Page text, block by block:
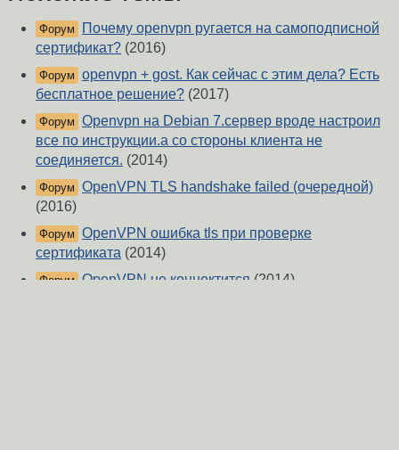
Форум
Почему openvpn ругается на самоподписной
сертификат? (2016)
Форум openvpn + gost. Как сейчас с этим дела? Есть
бесплатное решение? (2017)
Форум Openvpn на Debian 7.сервер вроде настроил
все по инструкции.а со стороны клиента не
соединяется. (2014)
Форум OpenVPN TLS handshake failed (очередной)
(2016)
Форум OpenVPN ошибка tls при проверке
сертификата (2014)
Форум OpenVPN не коннектится (2014)